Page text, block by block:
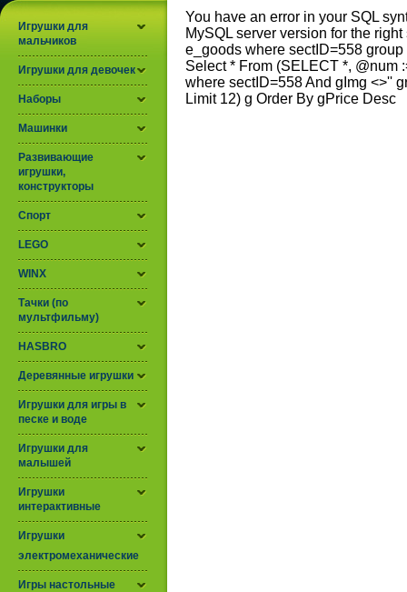
Игрушки для
мальчиков
Игрушки для девочек
Наборы
Машинки
Развивающие
игрушки,
конструкторы
Спорт
LEGO
WINX
Тачки (по
мультфильму)
HASBRO
Деревянные игрушки
Игрушки для игры в
песке и воде
Игрушки для
малышей
Игрушки
интерактивные
Игрушки
электромеханические
Игры настольные
You have an error in your SQL
MySQL server version for the
e_goods where sectID=558
Select * From (SELECT *, @num
where sectID=558 And gImg <>''
Limit 12) g Order By gPrice Desc